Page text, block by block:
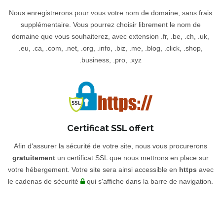
Nous enregistrerons pour vous votre nom de domaine, sans frais
supplémentaire. Vous pourrez choisir librement le nom de
domaine que vous souhaiterez, avec extension .fr, .be, .ch, .uk,
.eu, .ca, .com, .net, .org, .info, .biz, .me, .blog, .click, .shop,
.business, .pro, .xyz
Certificat SSL offert
Afin d'assurer la sécurité de votre site, nous vous procurerons
gratuitement un certificat SSL que nous mettrons en place sur
votre hébergement. Votre site sera ainsi accessible en https avec
le cadenas de sécurité
qui s'affiche dans la barre de navigation.